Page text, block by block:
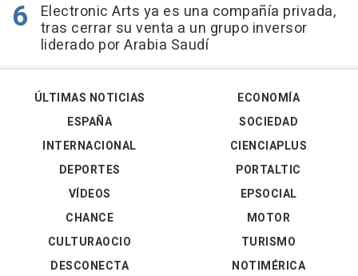
Electronic Arts ya es una compañía privada,
tras cerrar su venta a un grupo inversor
liderado por Arabia Saudí
ÚLTIMAS NOTICIAS
ESPAÑA
INTERNACIONAL
DEPORTES
VÍDEOS
ECONOMÍA
SOCIEDAD
CIENCIAPLUS
PORTALTIC
EPSOCIAL
CHANCE
CULTURAOCIO
DESCONECTA
MOTOR
TURISMO
NOTIMÉRICA